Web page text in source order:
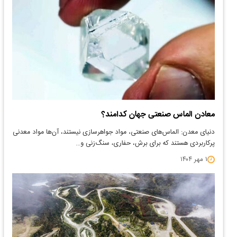
معادن الماس صنعتی جهان کدامند؟
دنیای معدن: الماس‌های صنعتی، مواد جواهرسازی نیستند، آن‌ها مواد معدنی
پرکاربردی هستند که برای برش، حفاری، سنگ‌زنی و…
۱ مهر ۱۴۰۴